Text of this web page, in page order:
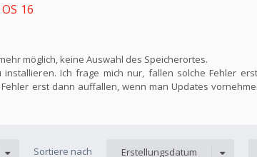
16
möglich, keine Auswahl des Speicherortes.
Ich frage mich nur, fallen solche Fehler
erst dann auffallen, wenn man Updates
Sortiere nach Erstellungsdatum